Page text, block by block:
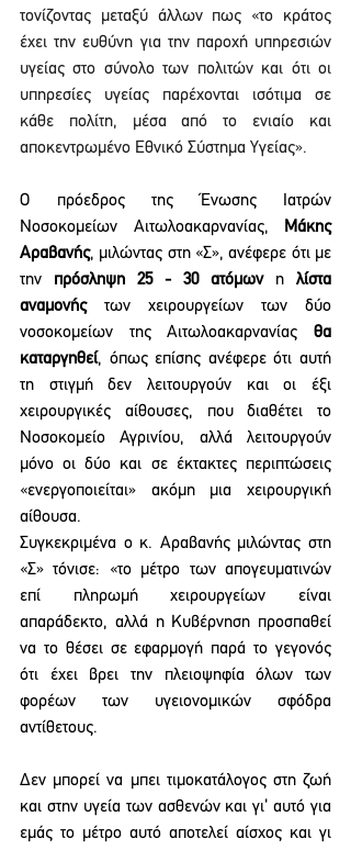
τονίζοντας μεταξύ άλλων πως «το κράτος
έχει την ευθύνη για την παροχή υπηρεσιών
υγείας στο σύνολο των πολιτών και ότι οι
υπηρεσίες υγείας παρέχονται ισότιμα σε
κάθε πολίτη, μέσα από το ενιαίο και
αποκεντρωμένο Εθνικό Σύστημα Υγείας».
Ο πρόεδρος της Ένωσης Ιατρών
Νοσοκομείων Αιτωλοακαρνανίας,
Μάκης
Αραβανής, μιλώντας στη «Σ», ανέφερε ότι με
την πρόσληψη 25 - 30 ατόμων η λίστα
αναμονής των χειρουργείων των δύο
νοσοκομείων της Αιτωλοακαρνανίας θα
καταργηθεί, όπως επίσης ανέφερε ότι αυτή
τη στιγμή δεν λειτουργούν και οι έξι
χειρουργικές αίθουσες, που διαθέτει το
Νοσοκομείο Αγρινίου, αλλά λειτουργούν
μόνο οι δύο και σε έκτακτες περιπτώσεις
«ενεργοποιείται» ακόμη μια χειρουργική
αίθουσα.
Συγκεκριμένα ο κ. Αραβανής μιλώντας στη
«Σ» τόνισε: «το μέτρο των απογευματινών
επί πληρωμή χειρουργείων είναι
απαράδεκτο, αλλά η Κυβέρνηση προσπαθεί
να το θέσει σε εφαρμογή παρά το γεγονός
ότι έχει βρει την πλειοψηφία όλων των
φορέων των υγειονομικών σφόδρα
αντίθετους.
Δεν μπορεί να μπει τιμοκατάλογος στη ζωή
και στην υγεία των ασθενών και γι’ αυτό για
εμάς το μέτρο αυτό αποτελεί αίσχος και γι